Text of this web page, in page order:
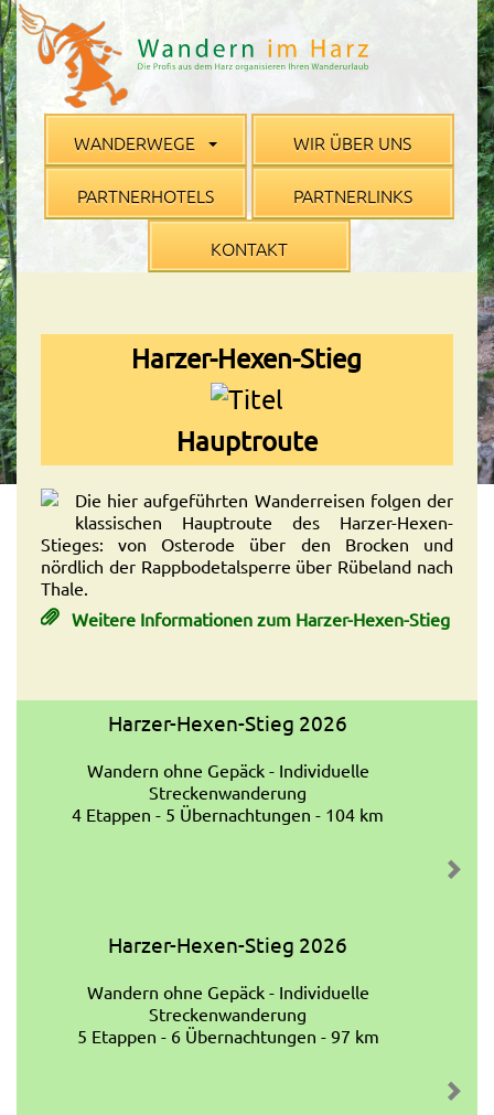
WANDERWEGE WIR ÜBER UNS
PARTNERHOTELS PARTNERLINKS
KONTAKT
Harzer-Hexen-Stieg
Hauptroute
Die hier aufgeführten Wanderreisen folgen der
klassischen Hauptroute des Harzer-Hexen-
Stieges: von Osterode über den Brocken und
nördlich der Rappbodetalsperre über Rübeland nach
Thale.
Weitere Informationen zum Harzer-Hexen-Stieg
Harzer-Hexen-Stieg 2026
Wandern ohne Gepäck - Individuelle
Streckenwanderung
4 Etappen - 5 Übernachtungen - 104 km
Harzer-Hexen-Stieg 2026
Wandern ohne Gepäck - Individuelle
Streckenwanderung
5 Etappen - 6 Übernachtungen - 97 km